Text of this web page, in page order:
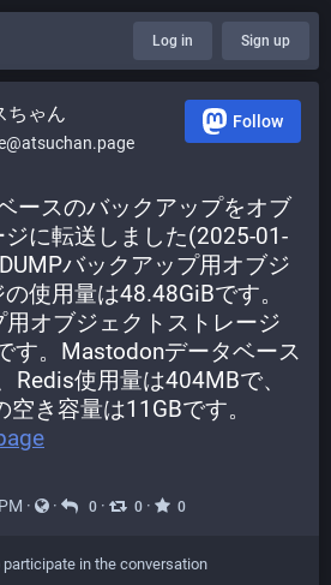
Log in Sign up
ちゃん Follow
ースのバックアップをオブ
に転送しました(2025-01-
バックアップ用オブジ
使用量は48.48GiBです。
オブジェクトストレージ
す。Mastodonデータベース
Redis使用量は404MBで、
· · 0 · 0 · 0
in the conversation